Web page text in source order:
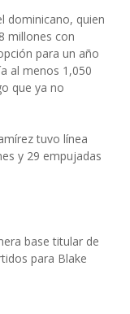
dominicano, quien
millones con
para un año
al menos 1,050
que ya no
tuvo línea
y 29 empujadas
base titular de
para Blake